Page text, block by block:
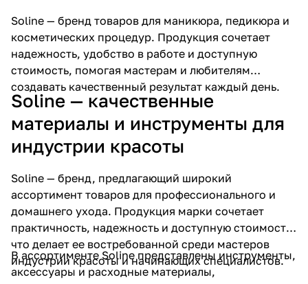
Soline — бренд товаров для маникюра, педикюра и
косметических процедур. Продукция сочетает
надежность, удобство в работе и доступную
стоимость, помогая мастерам и любителям
создавать качественный результат каждый день.
Soline — качественные
материалы и инструменты для
индустрии красоты
Soline — бренд, предлагающий широкий
ассортимент товаров для профессионального и
домашнего ухода. Продукция марки сочетает
практичность, надежность и доступную стоимость,
что делает ее востребованной среди мастеров
индустрии красоты и начинающих специалистов.
В ассортименте Soline представлены инструменты,
аксессуары и расходные материалы,